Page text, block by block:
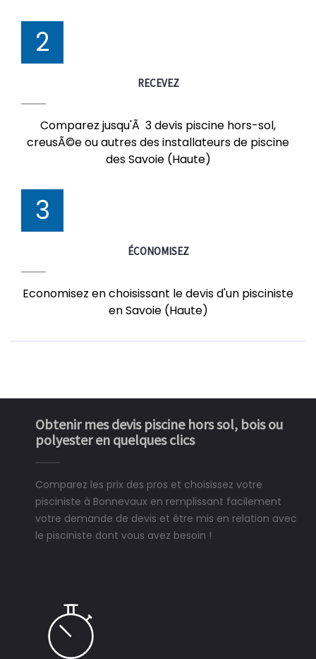
2
RECEVEZ
Comparez jusqu'Ã 3 devis piscine hors-sol,
creusÃ©e ou autres des installateurs de piscine
des Savoie (Haute)
3
ÉCONOMISEZ
Economisez en choisissant le devis d'un pisciniste
en Savoie (Haute)
Obtenir mes devis piscine hors sol, bois ou
polyester en quelques clics
Comparez les prix des pros et choisissez votre
pisciniste à Bonnevaux en remplissant facilement
votre demande de devis et être mis en relation avec
le pisciniste dont vous avez besoin !